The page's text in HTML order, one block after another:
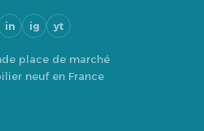
in ig yt
place de marché
neuf en France